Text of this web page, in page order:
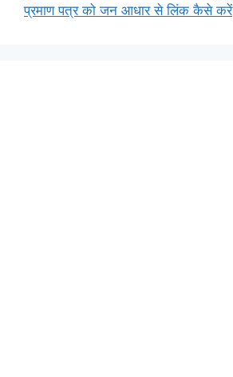
प्रमाण पत्र को जन आधार से लिंक कैसे करें